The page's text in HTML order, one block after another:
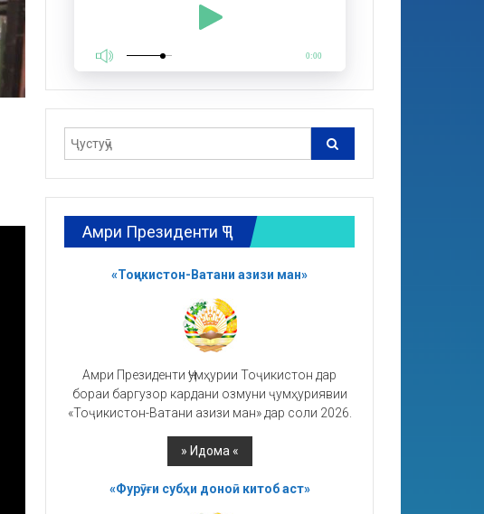
0:00
Амри Президенти ҶТ
«Тоҷикистон-Ватани азизи ман»
Амри Президенти Ҷумҳурии Тоҷикистон дар
бораи баргузор кардани озмуни ҷумҳуриявии
«Тоҷикистон-Ватани азизи ман» дар соли 2026.
«Фурӯғи субҳи доноӣ китоб аст»